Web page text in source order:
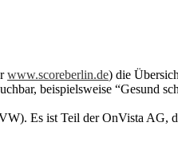
www.scoreberlin.de) die
beispielsweise “Gesund
Es ist Teil der OnVista AG,